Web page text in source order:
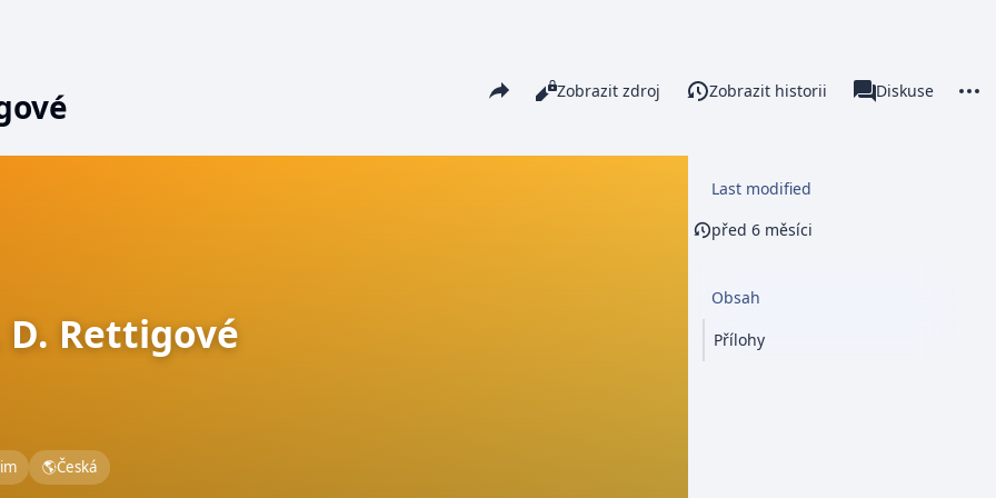
Share this pageZobrazení
Číst
Zobrazit zdroj Zobrazit historii associated-pages
Stránka
Diskuse
Rettigové
🌎Česká
Last modified
před 6 měsíci
Obsah
Přílohy